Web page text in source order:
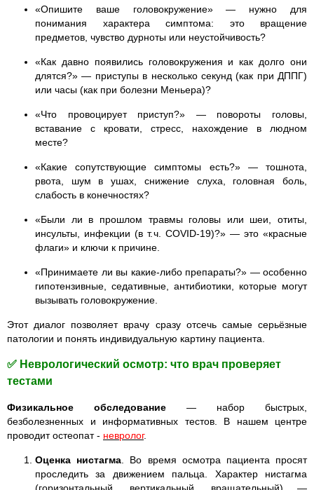
«Опишите ваше головокружение» — нужно для
понимания характера симптома: это вращение
предметов, чувство дурноты или неустойчивость?
«Как давно появились головокружения и как долго они
длятся?» — приступы в несколько секунд (как при ДППГ)
или часы (как при болезни Меньера)?
«Что провоцирует приступ?» — повороты головы,
вставание с кровати, стресс, нахождение в людном
месте?
«Какие сопутствующие симптомы есть?» — тошнота,
рвота, шум в ушах, снижение слуха, головная боль,
слабость в конечностях?
«Были ли в прошлом травмы головы или шеи, отиты,
инсульты, инфекции (в т. ч. COVID‑19)?» — это «красные
флаги» и ключи к причине.
«Принимаете ли вы какие‑либо препараты?» — особенно
гипотензивные, седативные, антибиотики, которые могут
вызывать головокружение.
Этот диалог позволяет врачу сразу отсечь самые серьёзные
патологии и понять индивидуальную картину пациента.
✅ Неврологический осмотр: что врач проверяет
тестами
Физикальное обследование — набор быстрых,
безболезненных и информативных тестов. В нашем центре
проводит остеопат - невролог.
Оценка нистагма. Во время осмотра пациента просят
проследить за движением пальца. Характер нистагма